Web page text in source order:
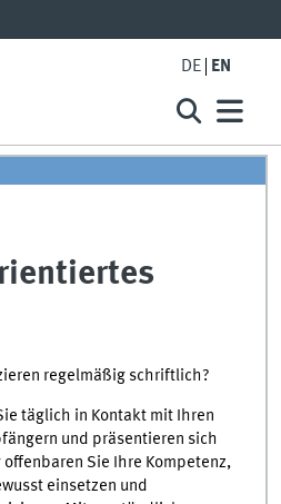
DE EN
regelmäßig schriftlich?
täglich in Kontakt mit Ihren
und präsentieren sich
Sie Ihre Kompetenz,
einsetzen und